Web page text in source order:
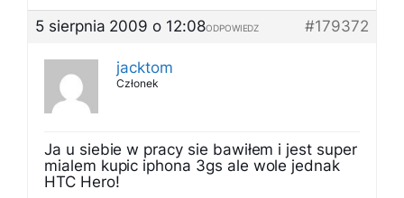
5 sierpnia 2009 o 12:08
#179372
ODPOWIEDZ
jacktom
Członek
Ja u siebie w pracy sie bawiłem i jest super
mialem kupic iphona 3gs ale wole jednak
HTC Hero!